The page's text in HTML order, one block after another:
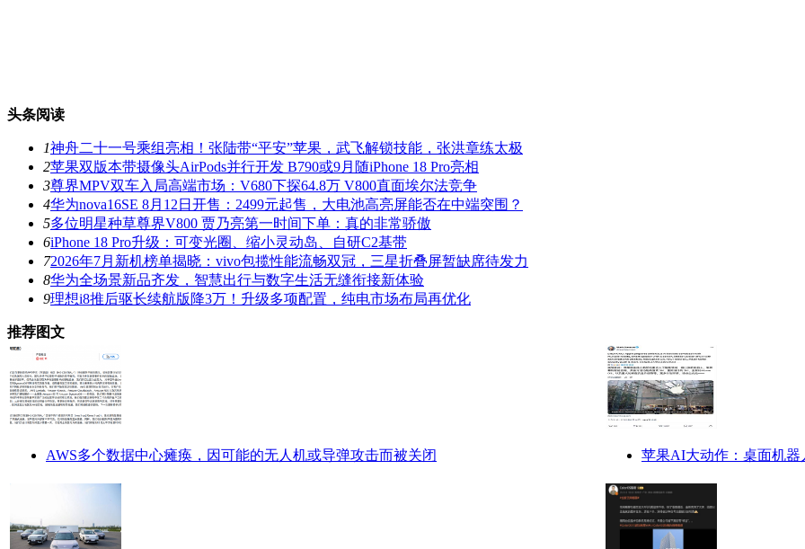
头条阅读
1神舟二十一号乘组亮相！张陆带“平安”苹果，武飞解锁技能，张洪章练太极
2苹果双版本带摄像头AirPods并行开发 B790或9月随iPhone 18 Pro亮相
3尊界MPV双车入局高端市场：V680下探64.8万 V800直面埃尔法竞争
4华为nova16SE 8月12日开售：2499元起售，大电池高亮屏能否在中端突围？
5多位明星种草尊界V800 贾乃亮第一时间下单：真的非常骄傲
6iPhone 18 Pro升级：可变光圈、缩小灵动岛、自研C2基带
72026年7月新机榜单揭晓：vivo包揽性能流畅双冠，三星折叠屏暂缺席待发力
8华为全场景新品齐发，智慧出行与数字生活无缝衔接新体验
9理想i8推后驱长续航版降3万！升级多项配置，纯电市场布局再优化
推荐图文
AWS多个数据中心瘫痪，因可能的无人机或导弹攻击而被关闭 苹果AI大动作：桌面机